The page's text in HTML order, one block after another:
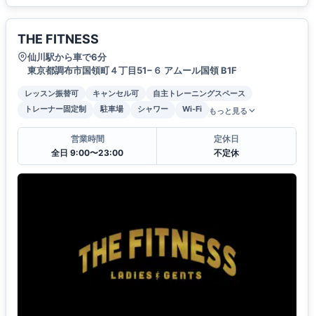
THE FITNESS
仙川駅から車で6分
東京都調布市国領町４丁目51−６ アムール国領 B1F
レッスン振替可 キャンセル可
自主トレーニングスペース
トレーナー固定制
駐車場 シャワー Wi-Fi もっと見る
営業時間
全日 9:00〜23:00
定休日
不定休